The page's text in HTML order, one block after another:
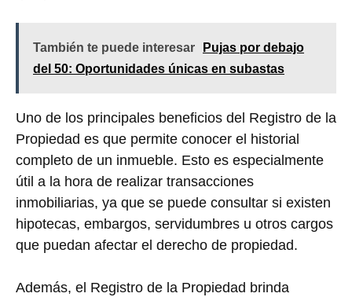
También te puede interesar
Pujas por debajo
del 50: Oportunidades únicas en subastas
Uno de los principales beneficios del Registro de la
Propiedad es que permite conocer el historial
completo de un inmueble. Esto es especialmente
útil a la hora de realizar transacciones
inmobiliarias, ya que se puede consultar si existen
hipotecas, embargos, servidumbres u otros cargos
que puedan afectar el derecho de propiedad.
Además, el Registro de la Propiedad brinda